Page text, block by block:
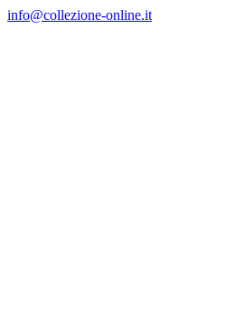
Salta
info@collezione-online.it